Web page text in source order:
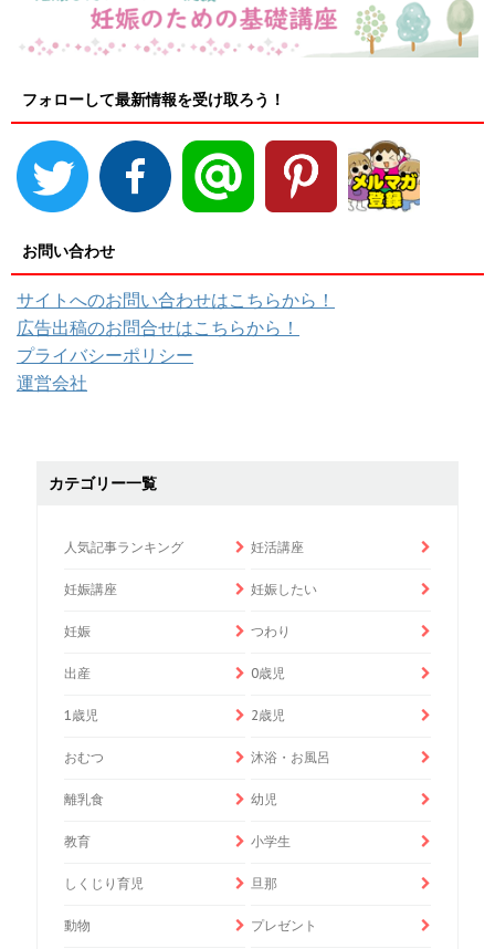
フォローして最新情報を受け取ろう！
お問い合わせ
サイトへのお問い合わせはこちらから！
広告出稿のお問合せはこちらから！
プライバシーポリシー
運営会社
カテゴリー一覧
人気記事ランキング 妊活講座
妊娠講座 妊娠したい
妊娠 つわり
出産 0歳児
1歳児 2歳児
おむつ 沐浴・お風呂
離乳食 幼児
教育 小学生
しくじり育児 旦那
動物 プレゼント